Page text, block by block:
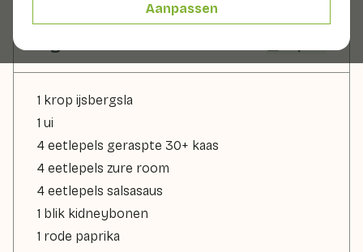
Aanpassen
1 krop ijsbergsla
1 ui
4 eetlepels geraspte 30+ kaas
4 eetlepels zure room
4 eetlepels salsasaus
1 blik kidneybonen
1 rode paprika